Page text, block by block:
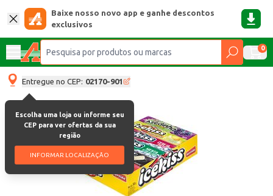
Baixe nosso novo app e ganhe descontos
exclusivos
0
Entregue no CEP: 02170-901
Escolha uma loja ou informe seu
CEP para ver ofertas da sua
região
INFORMAR LOCALIZAÇÃO